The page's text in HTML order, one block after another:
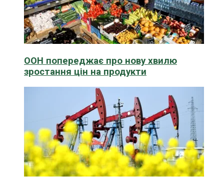
ООН попереджає про нову хвилю
зростання цін на продукти